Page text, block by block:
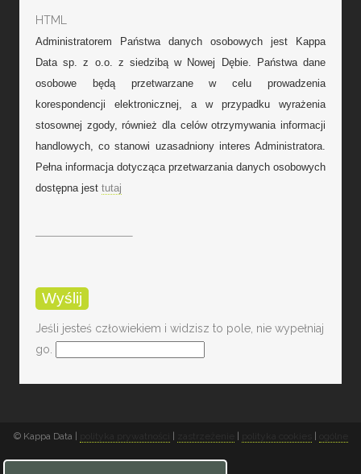
HTML
Administratorem Państwa danych osobowych jest Kappa
Data sp. z o.o. z siedzibą w Nowej Dębie. Państwa dane
osobowe będą przetwarzane w celu prowadzenia
korespondencji elektronicznej, a w przypadku wyrażenia
stosownej zgody, również dla celów otrzymywania informacji
handlowych, co stanowi uzasadniony interes Administratora.
Pełna informacja dotycząca przetwarzania danych osobowych
dostępna jest tutaj
Jeśli jesteś człowiekiem i widzisz to pole, nie wypełniaj
go.
© Kappa Data |
warunki sprzedaży